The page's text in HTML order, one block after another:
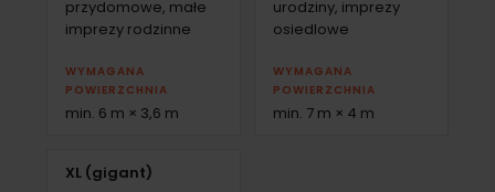
przydomowe, małe
imprezy rodzinne
WYMAGANA
POWIERZCHNIA
min. 6 m × 3,6 m
urodziny, imprezy
osiedlowe
WYMAGANA
POWIERZCHNIA
min. 7 m × 4 m
XL (gigant)